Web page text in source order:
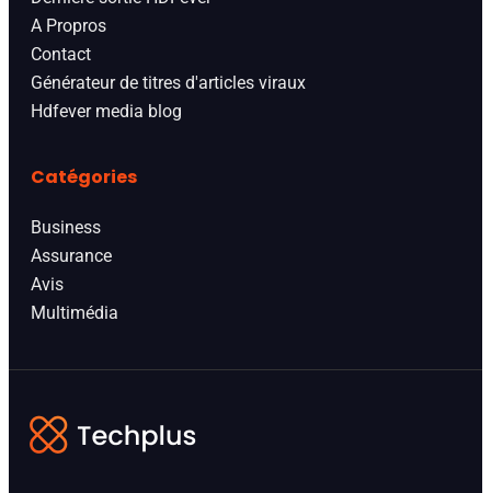
A Propros
Contact
Générateur de titres d'articles viraux
Hdfever media blog
Catégories
Business
Assurance
Avis
Multimédia